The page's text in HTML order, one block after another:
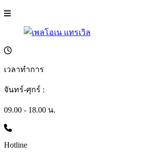
เวลาทำการ
จันทร์-ศุกร์ :
09.00 - 18.00 น.
Hotline